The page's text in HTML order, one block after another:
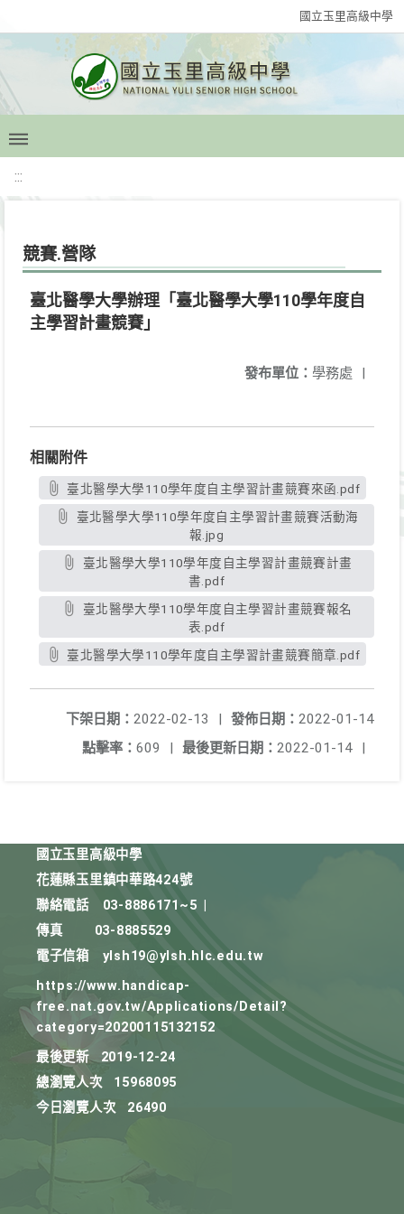
國立玉里高級中學
:::
競賽.營隊
臺北醫學大學辦理「臺北醫學大學110學年度自
主學習計畫競賽」
發布單位： 學務處 |
相關附件
臺北醫學大學110學年度自主學習計畫競賽來函.pdf
報.jpg
書.pdf
表.pdf
臺北醫學大學110學年度自主學習計畫競賽簡章.pdf
發佈日期： 2022-01-14
下架日期： 2022-02-13
|
最後更新日期： 2022-01-14 |
點擊率： 609 |
國立玉里高級中學
花蓮縣玉里鎮中華路424號
聯絡電話
03-8886171~5
傳真
03-8885529
電子信箱
ylsh19@ylsh.hlc.edu.tw
https://www.handicap-
free.nat.gov.tw/Applications/Detail?
category=20200115132152
最後更新
2019-12-24
總瀏覽人次
15968095
今日瀏覽人次
26490